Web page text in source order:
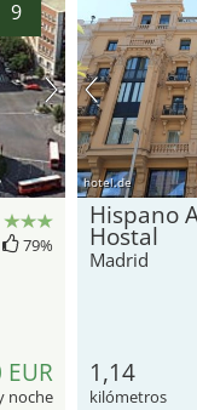
9
79%
noche
hotel.de
Hispano
Hostal
Madrid
1,14
kilómetros